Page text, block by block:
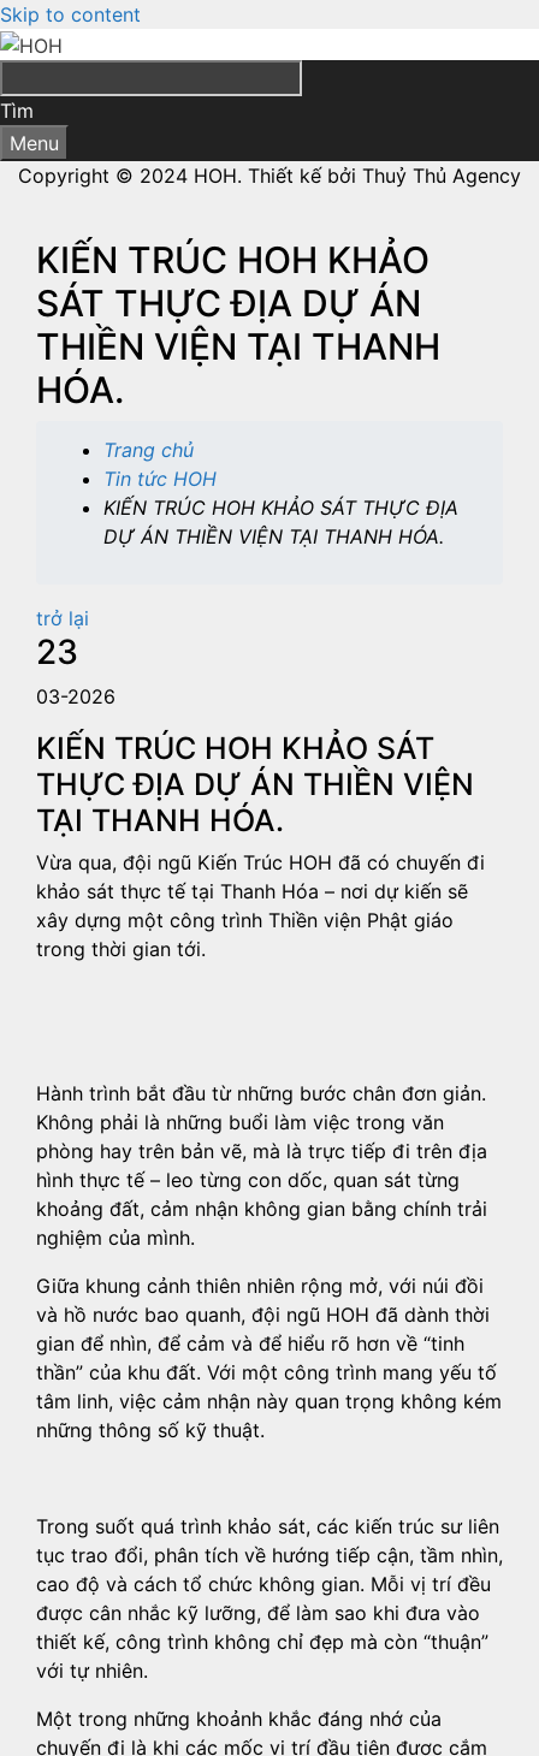
Skip to content
Tìm
Menu
Copyright © 2024 HOH. Thiết kế bởi Thuỷ Thủ Agency
KIẾN TRÚC HOH KHẢO
SÁT THỰC ĐỊA DỰ ÁN
THIỀN VIỆN TẠI THANH
HÓA.
Trang chủ
Tin tức HOH
KIẾN TRÚC HOH KHẢO SÁT THỰC ĐỊA
DỰ ÁN THIỀN VIỆN TẠI THANH HÓA.
trở lại
23
03-2026
KIẾN TRÚC HOH KHẢO SÁT
THỰC ĐỊA DỰ ÁN THIỀN VIỆN
TẠI THANH HÓA.
Vừa qua, đội ngũ Kiến Trúc HOH đã có chuyến đi
khảo sát thực tế tại Thanh Hóa – nơi dự kiến sẽ
xây dựng một công trình Thiền viện Phật giáo
trong thời gian tới.
Hành trình bắt đầu từ những bước chân đơn giản.
Không phải là những buổi làm việc trong văn
phòng hay trên bản vẽ, mà là trực tiếp đi trên địa
hình thực tế – leo từng con dốc, quan sát từng
khoảng đất, cảm nhận không gian bằng chính trải
nghiệm của mình.
Giữa khung cảnh thiên nhiên rộng mở, với núi đồi
và hồ nước bao quanh, đội ngũ HOH đã dành thời
gian để nhìn, để cảm và để hiểu rõ hơn về “tinh
thần” của khu đất. Với một công trình mang yếu tố
tâm linh, việc cảm nhận này quan trọng không kém
những thông số kỹ thuật.
Trong suốt quá trình khảo sát, các kiến trúc sư liên
tục trao đổi, phân tích về hướng tiếp cận, tầm nhìn,
cao độ và cách tổ chức không gian. Mỗi vị trí đều
được cân nhắc kỹ lưỡng, để làm sao khi đưa vào
thiết kế, công trình không chỉ đẹp mà còn “thuận”
với tự nhiên.
Một trong những khoảnh khắc đáng nhớ của
chuyến đi là khi các mốc vị trí đầu tiên được cắm